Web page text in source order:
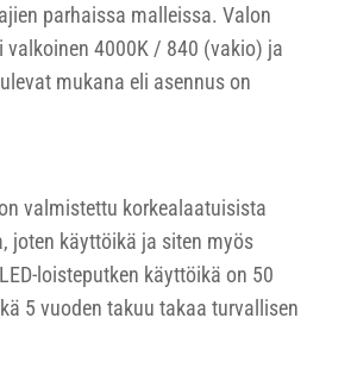
parhaissa malleissa. Valon
valkoinen 4000K / 840 (vakio) ja
mukana eli asennus on
valmistettu korkealaatuisista
joten käyttöikä ja siten myös
loisteputken käyttöikä on 50
5 vuoden takuu takaa turvallisen